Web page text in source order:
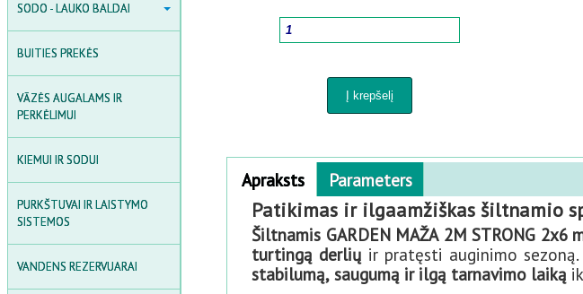
AUGALŲ ATRAMOS
SODO - LAUKO BALDAI
SODO BALDŲ KOMPLEKTAI
LAUKO SKĖČIAI
SODO STALO IR KĖDŽIŲ
KOMPLEKTAI
PIKNIKO STALAI
BUITIES PREKĖS
VĀZĖS AUGALAMS IR
PERKĖLIMUI
KIEMUI IR SODUI
PURKŠTUVAI IR LAISTYMO
SISTEMOS
VANDENS REZERVUARAI
Horizontal Tabs
Apraksts
(active
tab)
Parameters
Patikimas ir ilgaamžiškas šiltnamio
Šiltnamis GARDEN MAŽA 2M STRONG 2x6
turtingą derlių ir pratęsti auginimo
stabilumą, saugumą ir ilgą tarnavimo laiką